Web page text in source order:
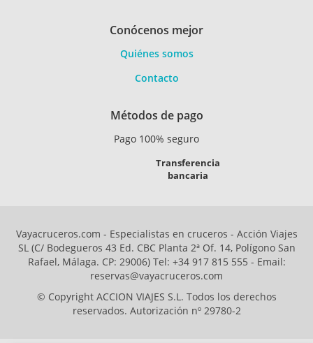
Conócenos mejor
Quiénes somos
Contacto
Métodos de pago
Pago 100% seguro
Transferencia
bancaria
Vayacruceros.com - Especialistas en cruceros - Acción Viajes
SL (C/ Bodegueros 43 Ed. CBC Planta 2ª Of. 14, Polígono San
Rafael, Málaga. CP: 29006) Tel: +34 917 815 555 - Email:
reservas@vayacruceros.com
© Copyright ACCION VIAJES S.L. Todos los derechos
reservados. Autorización nº 29780-2